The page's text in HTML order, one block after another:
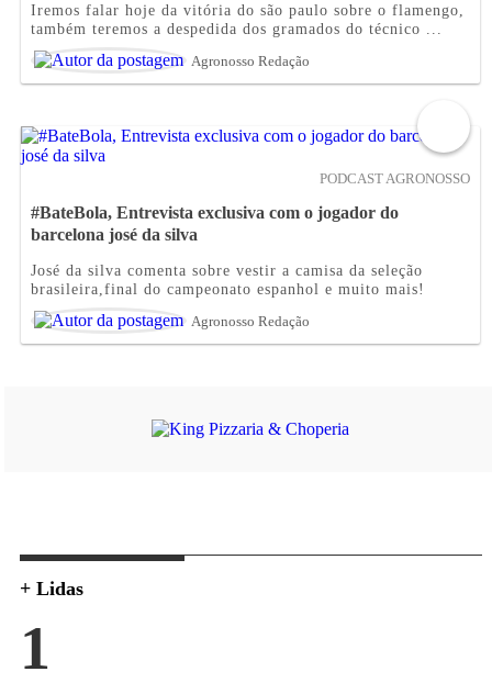
Iremos falar hoje da vitória do são paulo sobre o flamengo,
também teremos a despedida dos gramados do técnico ...
Agronosso Redação
PODCAST AGRONOSSO
#BateBola, Entrevista exclusiva com o jogador do
barcelona josé da silva
José da silva comenta sobre vestir a camisa da seleção
brasileira,final do campeonato espanhol e muito mais!
Agronosso Redação
+ Lidas
1